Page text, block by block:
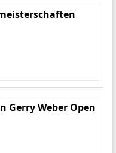
Gerry Weber Open